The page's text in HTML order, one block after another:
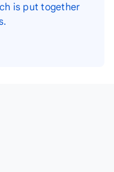
is put together